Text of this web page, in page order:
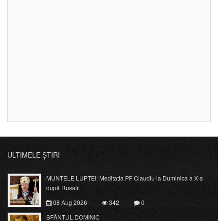
ULTIMELE ȘTIRI
MUNTELE LUPTEI: Meditația PF Claudiu la Duminica a X-a
după Rusalii
08 Aug 2026
342
0
SFÂNTUL DOMINIC